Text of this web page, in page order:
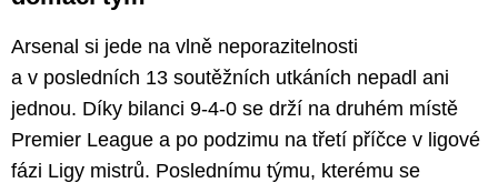
Arsenal si jede na vlně neporazitelnosti
a v posledních 13 soutěžních utkáních nepadl ani
jednou. Díky bilanci 9-4-0 se drží na druhém místě
Premier League a po podzimu na třetí příčce v ligové
fázi Ligy mistrů. Poslednímu týmu, kterému se